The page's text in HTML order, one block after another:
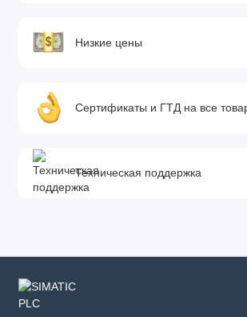
Низкие цены
Сертификаты и ГТД на все
Техническая поддержка